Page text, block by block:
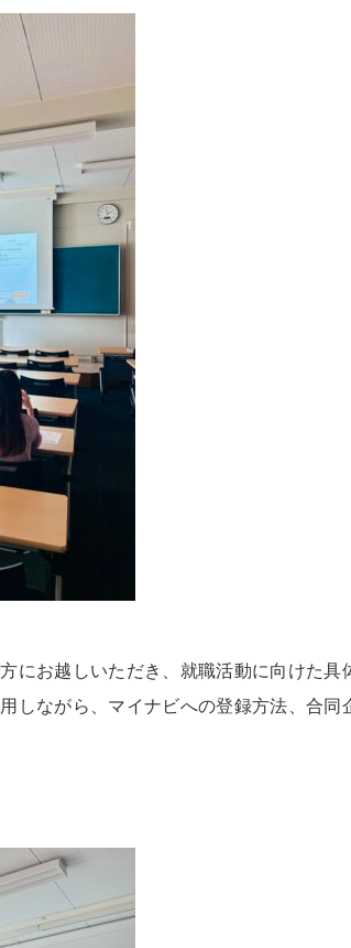
にお越しいただき、就職活動に向けた具
しながら、マイナビへの登録方法、合